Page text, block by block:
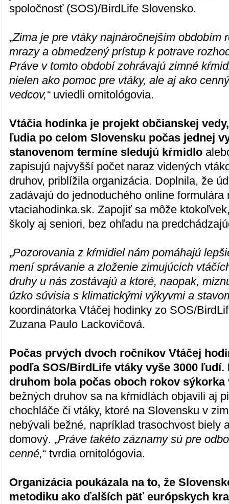
spoločnosť (SOS)/BirdLife Slovensko.
„Zima je pre vtáky najnáročnejším obdobím
mrazy a obmedzený prístup k potrave
Práve v tomto období zohrávajú zimné
nielen ako pomoc pre vtáky, ale aj ako
vedcov,“uviedli ornitológovia.
Vtáčia hodinka je projekt občianskej
ľudia po celom Slovensku počas jednej
stanovenom termíne sledujú kŕmidlo
zapisujú najvyšší počet naraz videných
druhov, priblížila organizácia. Doplnila, že
zadávajú do jednoduchého online formulára
vtaciahodinka.sk. Zapojiť sa môže
školy aj seniori, bez ohľadu na
„Pozorovania z kŕmidiel nám pomáhajú
mení správanie a zloženie zimujúcich
druhy u nás zostávajú a ktoré, naopak,
úzko súvisia s klimatickými výkyvmi a
koordinátorka Vtáčej hodinky zo SOS/
Zuzana Paulo Lackovičová.
Počas prvých dvoch ročníkov Vtáčej
podľa SOS/BirdLife vtáky vyše 3000 ľudí.
druhom bola počas oboch rokov sýkorka
bežných druhov sa na kŕmidlách objavili aj
chochláče či vtáky, ktoré na Slovensku v
nebývali bežné, napríklad trasochvost biely
domový. „Práve takéto záznamy sú pre
cenné,“ tvrdia ornitológovia.
Organizácia poukázala na to, že
metodiku ako ďalších päť európskych